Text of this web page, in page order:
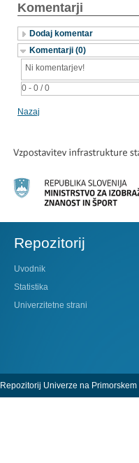
Komentarji
Dodaj komentar
Komentarji (0)
0 - 0 / 0
Ni komentarjev!
Nazaj
Repozitorij
Uvodnik
Statistika
Univerzitetne strani
Repozitorij Univerze na Primorskem |